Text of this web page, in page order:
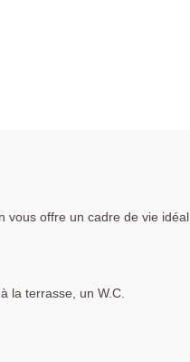
vous offre un cadre de vie idéal
la terrasse, un W.C.